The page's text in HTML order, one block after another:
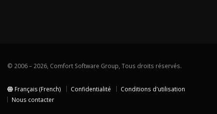
© 2006 – 2026, Comfort Software Group, Tous droits réservés.
Français (French) Confidentialité
Conditions d'utilisation
Nous contacter